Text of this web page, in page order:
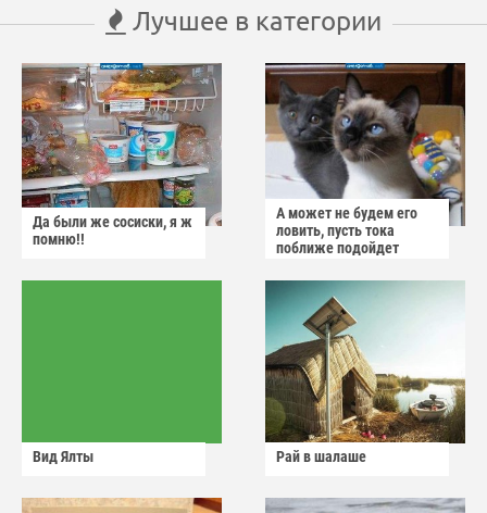
Лучшее в категории
Да были же сосиски, я ж
помню!!
А может не будем его
ловить, пусть тока
поближе подойдет
Вид Ялты Рай в шалаше